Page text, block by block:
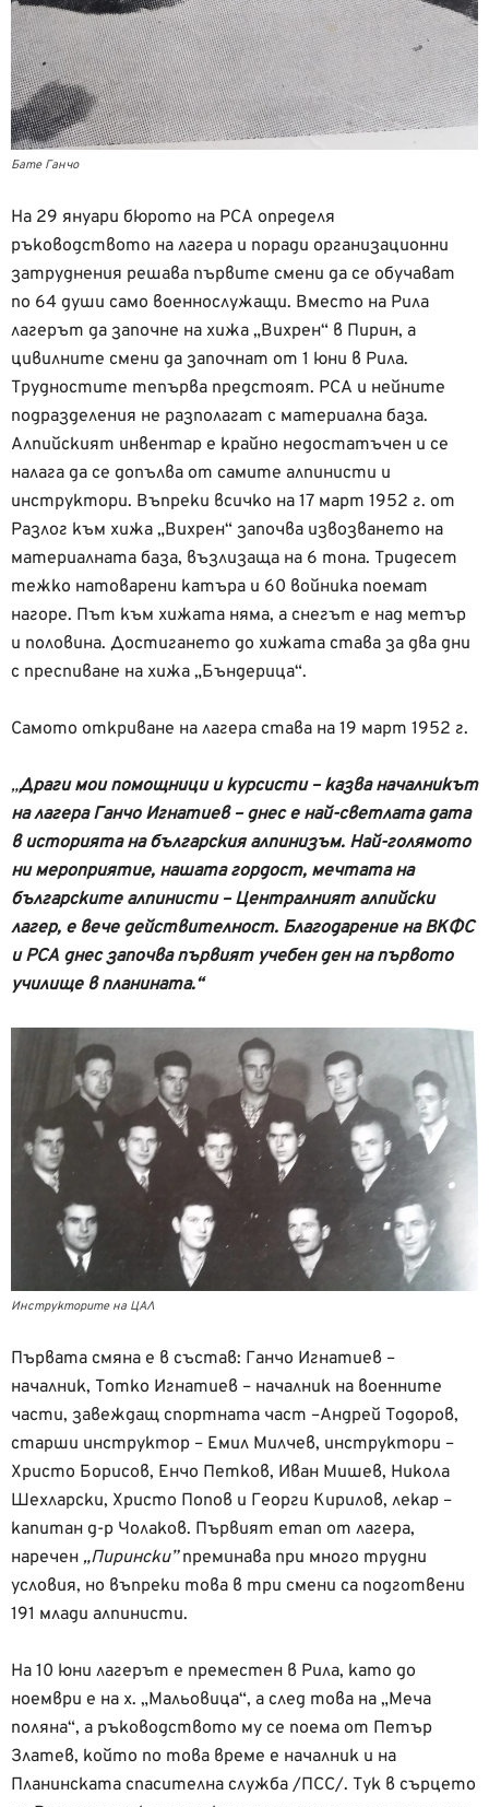
Бате Ганчо
На 29 януари бюрото на РСА определя
ръководството на лагера и поради организационни
затруднения решава първите смени да се обучават
по 64 души само военнослужащи. Вместо на Рила
лагерът да започне на хижа „Вихрен“ в Пирин, а
цивилните смени да започнат от 1 юни в Рила.
Трудностите тепърва предстоят. РСА и нейните
подразделения не разполагат с материална база.
Алпийският инвентар е крайно недостатъчен и се
налага да се допълва от самите алпинисти и
инструктори. Въпреки всичко на 17 март 1952 г. от
Разлог към хижа „Вихрен“ започва извозването на
материалната база, възлизаща на 6 тона. Тридесет
тежко натоварени катъра и 60 войника поемат
нагоре. Път към хижата няма, а снегът е над метър
и половина. Достигането до хижата става за два дни
с преспиване на хижа „Бъндерица“.
Самото откриване на лагера става на 19 март 1952 г.
„Драги мои помощници и курсисти – казва началникът
на лагера Ганчо Игнатиев – днес е най-светлата дата
в историята на българския алпинизъм. Най-голямото
ни мероприятие, нашата гордост, мечтата на
българските алпинисти – Централният алпийски
лагер, е вече действителност. Благодарение на ВКФС
и РСА днес започва първият учебен ден на първото
училище в планината.“
Инструкторите на ЦАЛ
Първата смяна е в състав: Ганчо Игнатиев –
началник, Тотко Игнатиев – началник на военните
части, завеждащ спортната част –Андрей Тодоров,
старши инструктор – Емил Милчев, инструктори –
Христо Борисов, Енчо Петков, Иван Мишев, Никола
Шехларски, Христо Попов и Георги Кирилов, лекар –
капитан д-р Чолаков. Първият етап от лагера,
наречен „Пирински”преминава при много трудни
условия, но въпреки това в три смени са подготвени
191 млади алпинисти.
На 10 юни лагерът е преместен в Рила, като до
ноември е на х. „Мальовица“, а след това на „Меча
поляна“, а ръководството му се поема от Петър
Златев, който по това време е началник и на
Планинската спасителна служба /ПСС/. Тук в сърцето